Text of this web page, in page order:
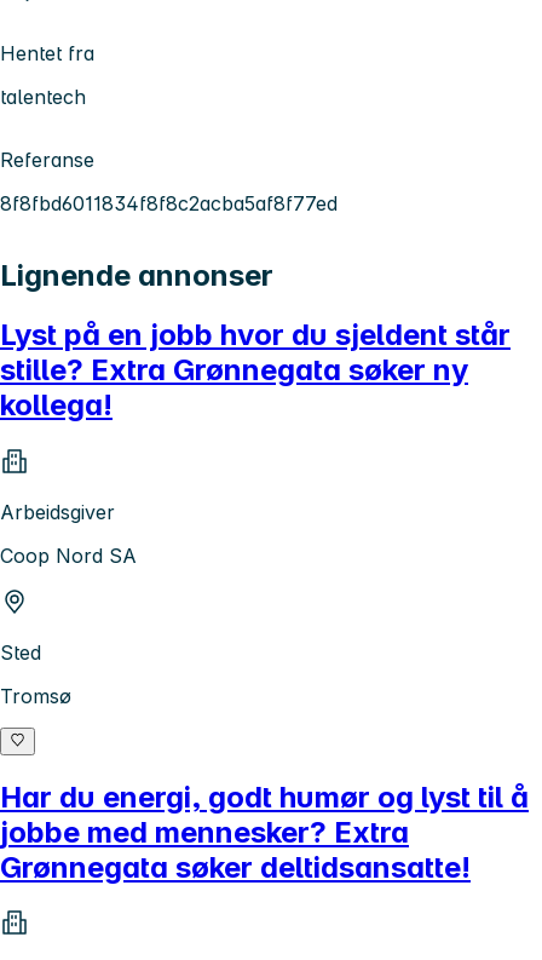
Hentet fra
talentech
Referanse
8f8fbd6011834f8f8c2acba5af8f77ed
Lignende annonser
Lyst på en jobb hvor du sjeldent står
stille? Extra Grønnegata søker ny
kollega!
Arbeidsgiver
Coop Nord SA
Sted
Tromsø
Har du energi, godt humør og lyst til å
jobbe med mennesker? Extra
Grønnegata søker deltidsansatte!